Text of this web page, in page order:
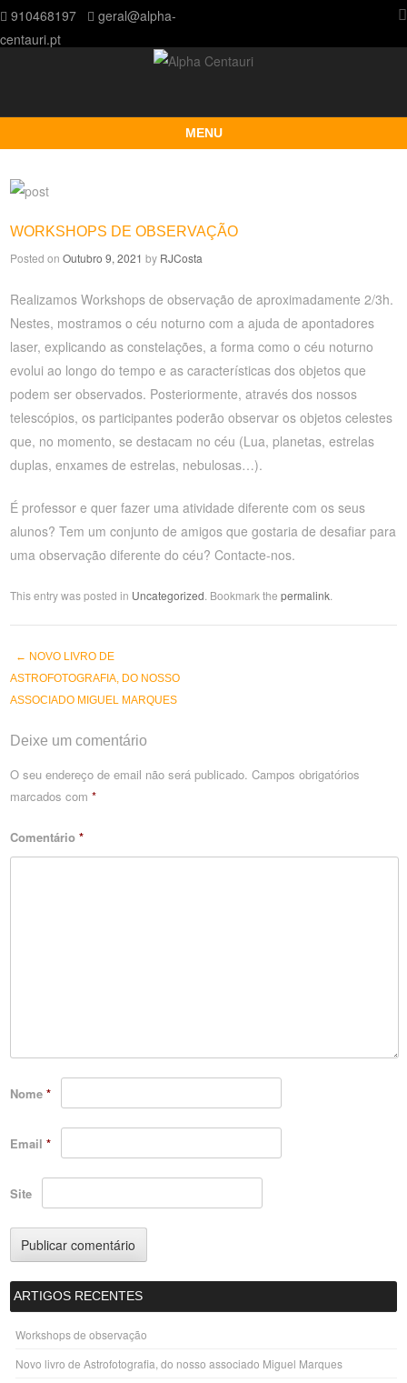
910468197
geral@alpha-
centauri.pt
MENU
WORKSHOPS DE OBSERVAÇÃO
Posted onOutubro 9, 2021 by RJCosta
Realizamos Workshops de observação de aproximadamente 2/3h.
Nestes, mostramos o céu noturno com a ajuda de apontadores
laser, explicando as constelações, a forma como o céu noturno
evolui ao longo do tempo e as características dos objetos que
podem ser observados. Posteriormente, através dos nossos
telescópios, os participantes poderão observar os objetos celestes
que, no momento, se destacam no céu (Lua, planetas, estrelas
duplas, enxames de estrelas, nebulosas…).
É professor e quer fazer uma atividade diferente com os seus
alunos? Tem um conjunto de amigos que gostaria de desafiar para
uma observação diferente do céu? Contacte-nos.
This entry was posted in Uncategorized . Bookmark thepermalink
Post navigation
← NOVO LIVRO DE
ASTROFOTOGRAFIA, DO NOSSO
ASSOCIADO MIGUEL MARQUES
Deixe um comentário
O seu endereço de email não será publicado. Campos obrigatórios
marcados com*
Comentário*
Nome*
Email*
Site
ARTIGOS RECENTES
Workshops de observação
Novo livro de Astrofotografia, do nosso associado Miguel Marques